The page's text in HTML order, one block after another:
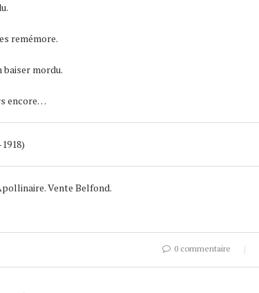
remémore.
mordu.
encore…
Vente Belfond.
0 commentaire